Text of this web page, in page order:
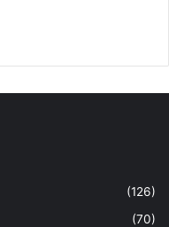
(126)
(70)